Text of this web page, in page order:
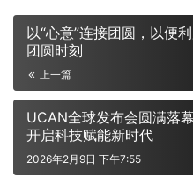
以“心意”连接团圆，以便
团圆时刻
上一篇
UCAN全球发布会圆满落
开启科技赋能新时代
2026年2月9日 下午7:55